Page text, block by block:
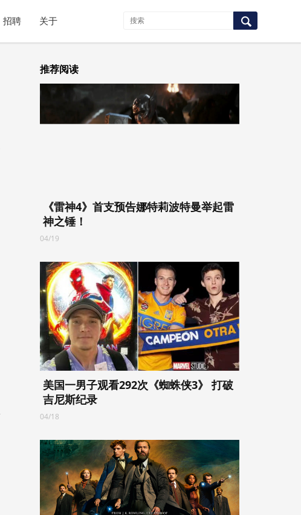
招聘 关于
推荐阅读
《雷神4》首支预告娜特莉波特曼举起雷
神之锤！
04/19
美国一男子观看292次《蜘蛛侠3》 打破
吉尼斯纪录
04/18